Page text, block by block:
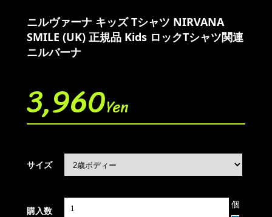
ニルヴァーナ キッズ Tシャツ NIRVANA
SMILE (UK) 正規品 Kids ロックTシャツ関連
ニルバーナ
3,960Yen
サイズ
購入数
個